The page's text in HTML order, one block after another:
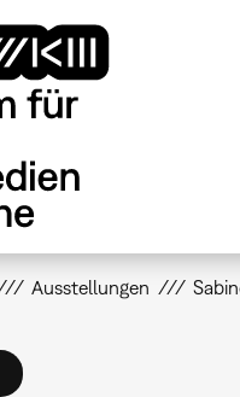
Ausstellungen